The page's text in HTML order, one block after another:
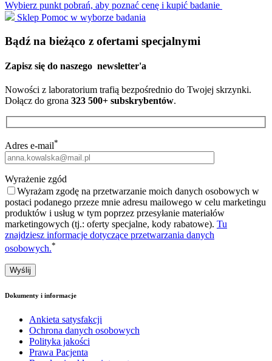
Wybierz punkt pobrań, aby poznać cenę i kupić badanie
Sklep Pomoc w wyborze badania
Bądź na bieżąco z ofertami specjalnymi
Zapisz się do naszego newsletter'a
Nowości z laboratorium trafią bezpośrednio do Twojej skrzynki.
Dołącz do grona 323 500+ subskrybentów.
Adres e-mail*
Wyrażenie zgód
Wyrażam zgodę na przetwarzanie moich danych osobowych w
postaci podanego przeze mnie adresu mailowego w celu marketingu
produktów i usług w tym poprzez przesyłanie materiałów
marketingowych (tj.: oferty specjalne, kody rabatowe). Tu
znajdziesz informacje dotyczące przetwarzania danych
osobowych.*
Dokumenty i informacje
Ankieta satysfakcji
Ochrona danych osobowych
Polityka jakości
Prawa Pacjenta